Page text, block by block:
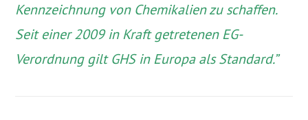
Kennzeichnung von Chemikalien zu schaffen.
Seit einer 2009 in Kraft getretenen EG-
Verordnung gilt GHS in Europa als Standard.”